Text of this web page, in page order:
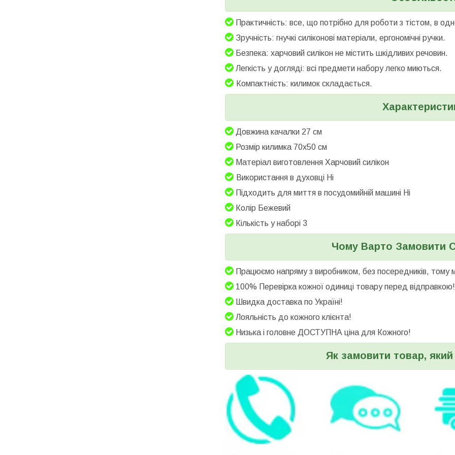
Практичність: все, що потрібно для роботи з тістом, в
Зручність: гнучкі силіконові матеріали, ергономічні ручки.
Безпека: харчовий силікон не містить шкідливих речовин.
Легкість у догляді: всі предмети набору легко миються.
Компактність: килимок складається.
Довжина качалки 27 см
Розмір килимка 70х50 см
Матеріал виготовлення Харчовий силікон
Використання в духовці Ні
Підходить для миття в посудомийній машині Ні
Колір Бежевий
Кількість у наборі 3
Чому Варто Замовити
Працюємо напряму з виробником, без посередників,
100% Перевірка кожної одиниці товару перед відправкою!
Швидка доставка по Україні!
Лояльність до кожного клієнта!
Низька і головне ДОСТУПНА ціна для Кожного!
Як замовити товар, який